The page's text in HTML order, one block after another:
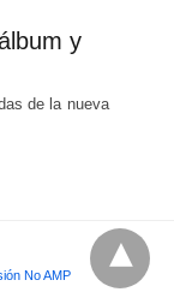
y
de la nueva
No AMP